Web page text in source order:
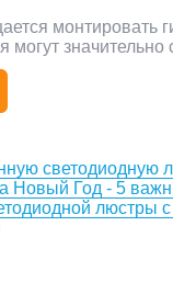
монтировать
значительно
светодиодную
Новый Год - 5
люстры